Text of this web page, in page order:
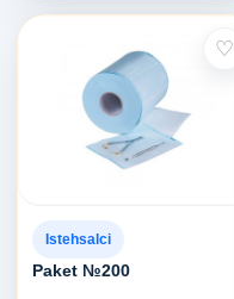
♡
Istehsalci
Paket №200